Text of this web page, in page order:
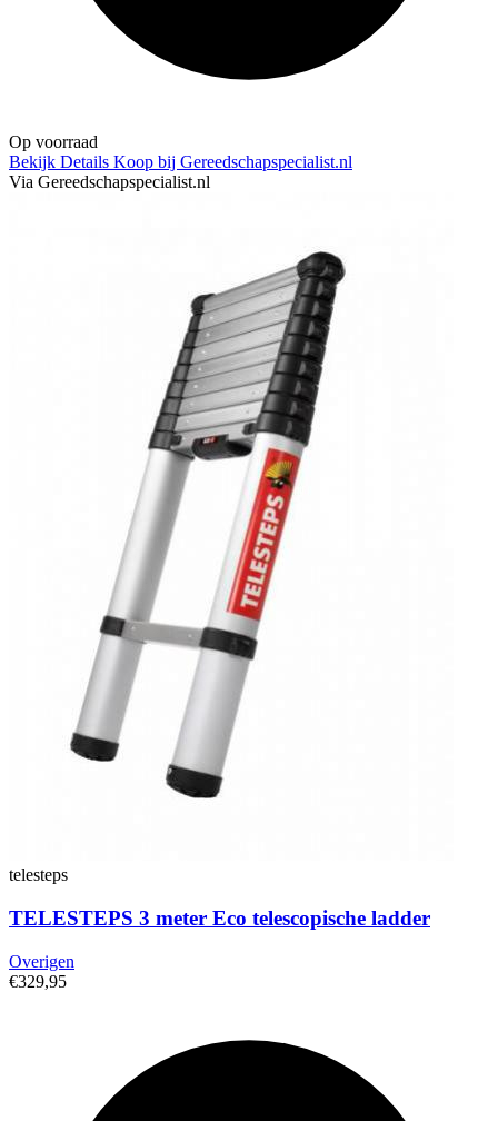
Op voorraad
Bekijk Details Koop bij Gereedschapspecialist.nl
Via Gereedschapspecialist.nl
telesteps
TELESTEPS 3 meter Eco telescopische ladder
Overigen
€329,95